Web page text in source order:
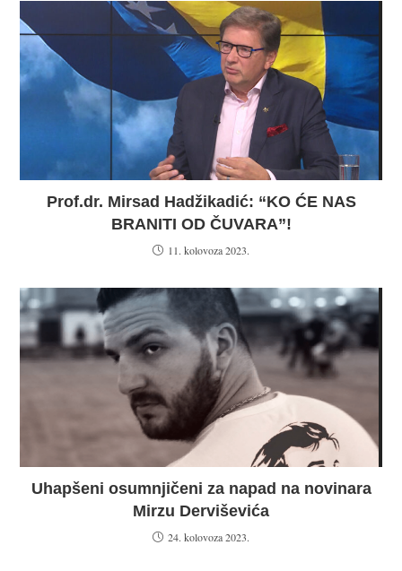
Prof.dr. Mirsad Hadžikadić: “KO ĆE NAS
BRANITI OD ČUVARA”!
11. kolovoza 2023.
Uhapšeni osumnjičeni za napad na novinara
Mirzu Derviševića
24. kolovoza 2023.